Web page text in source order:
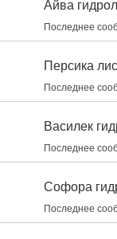
Айва
Последнее
Персика
Последнее
Василек
Последнее
Софора
Последнее